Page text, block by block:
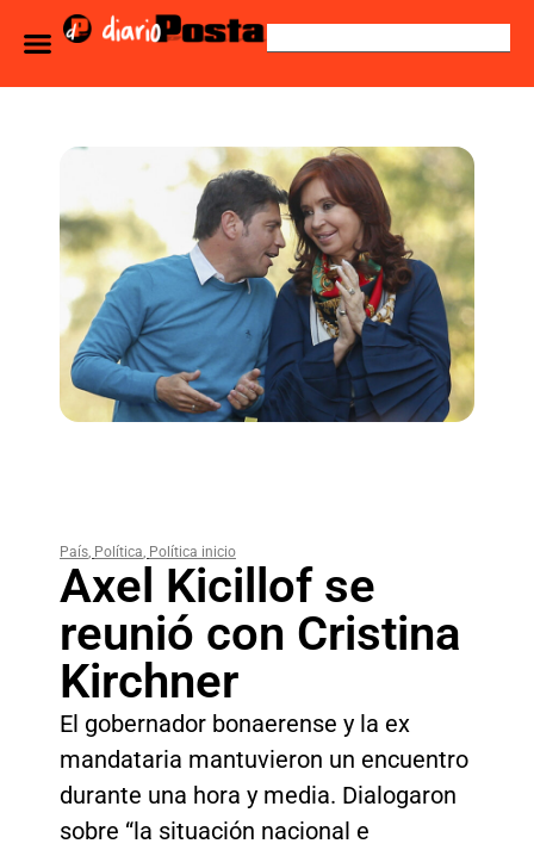
País, Política, Política inicio
Axel Kicillof se
reunió con Cristina
Kirchner
El gobernador bonaerense y la ex
mandataria mantuvieron un encuentro
durante una hora y media. Dialogaron
sobre “la situación nacional e